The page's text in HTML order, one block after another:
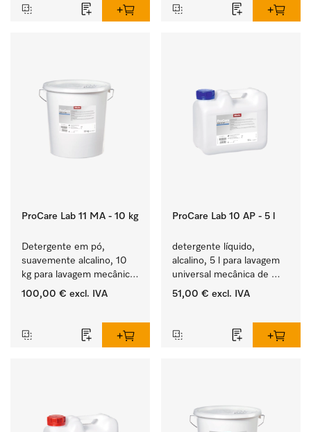
ProCare Lab 11 MA - 10 kg
Detergente em pó,
suavemente alcalino, 10
kg para lavagem mecânica
cuidada de vidraria e
100,00 € excl. IVA
ProCare Lab 10 AP - 5 l
detergente líquido,
alcalino, 5 l para lavagem
universal mecânica de
vidraria e utensílios de
51,00 € excl. IVA